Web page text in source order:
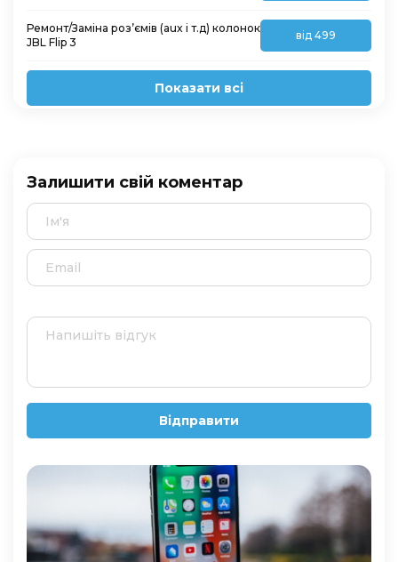
Ремонт/Заміна роз’ємів (aux і т.д) колонок
JBL Flip 3
від 499
Показати всі
Залишити свій коментар
Відправити